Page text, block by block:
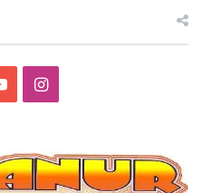
YouTubeInstagram